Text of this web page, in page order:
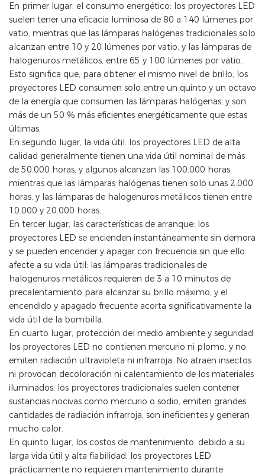
En primer lugar, el consumo energético: los proyectores LED
suelen tener una eficacia luminosa de 80 a 140 lúmenes por
vatio, mientras que las lámparas halógenas tradicionales solo
alcanzan entre 10 y 20 lúmenes por vatio, y las lámparas de
halogenuros metálicos, entre 65 y 100 lúmenes por vatio.
Esto significa que, para obtener el mismo nivel de brillo, los
proyectores LED consumen solo entre un quinto y un octavo
de la energía que consumen las lámparas halógenas, y son
más de un 50 % más eficientes energéticamente que estas
últimas.
En segundo lugar, la vida útil: los proyectores LED de alta
calidad generalmente tienen una vida útil nominal de más
de 50.000 horas, y algunos alcanzan las 100.000 horas;
mientras que las lámparas halógenas tienen solo unas 2.000
horas, y las lámparas de halogenuros metálicos tienen entre
10.000 y 20.000 horas.
En tercer lugar, las características de arranque: los
proyectores LED se encienden instantáneamente sin demora
y se pueden encender y apagar con frecuencia sin que ello
afecte a su vida útil; las lámparas tradicionales de
halogenuros metálicos requieren de 3 a 10 minutos de
precalentamiento para alcanzar su brillo máximo, y el
encendido y apagado frecuente acorta significativamente la
vida útil de la bombilla.
En cuarto lugar, protección del medio ambiente y seguridad:
los proyectores LED no contienen mercurio ni plomo, y no
emiten radiación ultravioleta ni infrarroja. No atraen insectos
ni provocan decoloración ni calentamiento de los materiales
iluminados; los proyectores tradicionales suelen contener
sustancias nocivas como mercurio o sodio, emiten grandes
cantidades de radiación infrarroja, son ineficientes y generan
mucho calor.
En quinto lugar, los costos de mantenimiento: debido a su
larga vida útil y alta fiabilidad, los proyectores LED
prácticamente no requieren mantenimiento durante